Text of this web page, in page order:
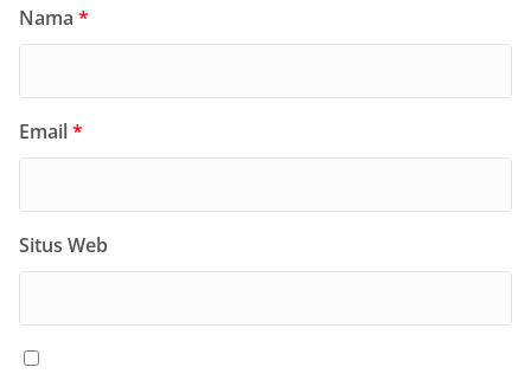
Nama *
Email*
Situs Web